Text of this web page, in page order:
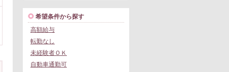
希望条件から探す
高額給与
転勤なし
未経験者ＯＫ
自動車通勤可